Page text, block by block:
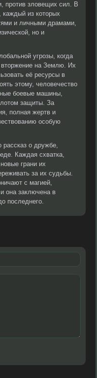
против зловещих сил. В
каждый из которых
и личными драмами,
но и
угрозы, когда
на Землю. Их
её ресурсы в
этому, человечество
боевые машины,
защиты. За
полная жертв и
особую
рассказ о дружбе,
Каждая схватка,
грани их
за их судьбы.
с магией,
она заключена в
последнего.